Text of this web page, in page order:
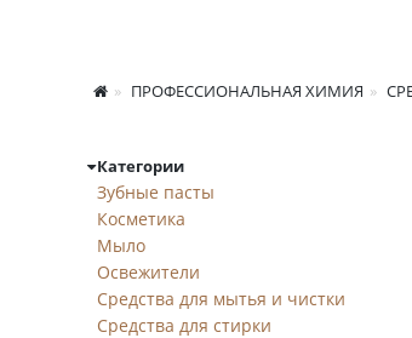
ПРОФЕССИОНАЛЬНАЯ ХИМИЯ
Полироли
Категории
Зубные пасты
Косметика
Мыло
Освежители
Средства для мытья и чистки
Средства для стирки